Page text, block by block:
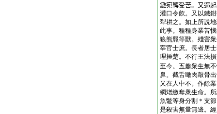
𨫼宛轉受苦。又逼
灌口令飮。又以鐵
犁耕之。如上所説
此事。種種身業苦
狼熊羆等獸。殘害
宰官士庶。長者居
理捶楚。不行王法
至今。五趣衆生無
鼻。截舌噉肉敲骨
又在人中不。作餘
網矰繳奪衆生命。
魚鼈等身分割＊支
是殺害無量無邊。